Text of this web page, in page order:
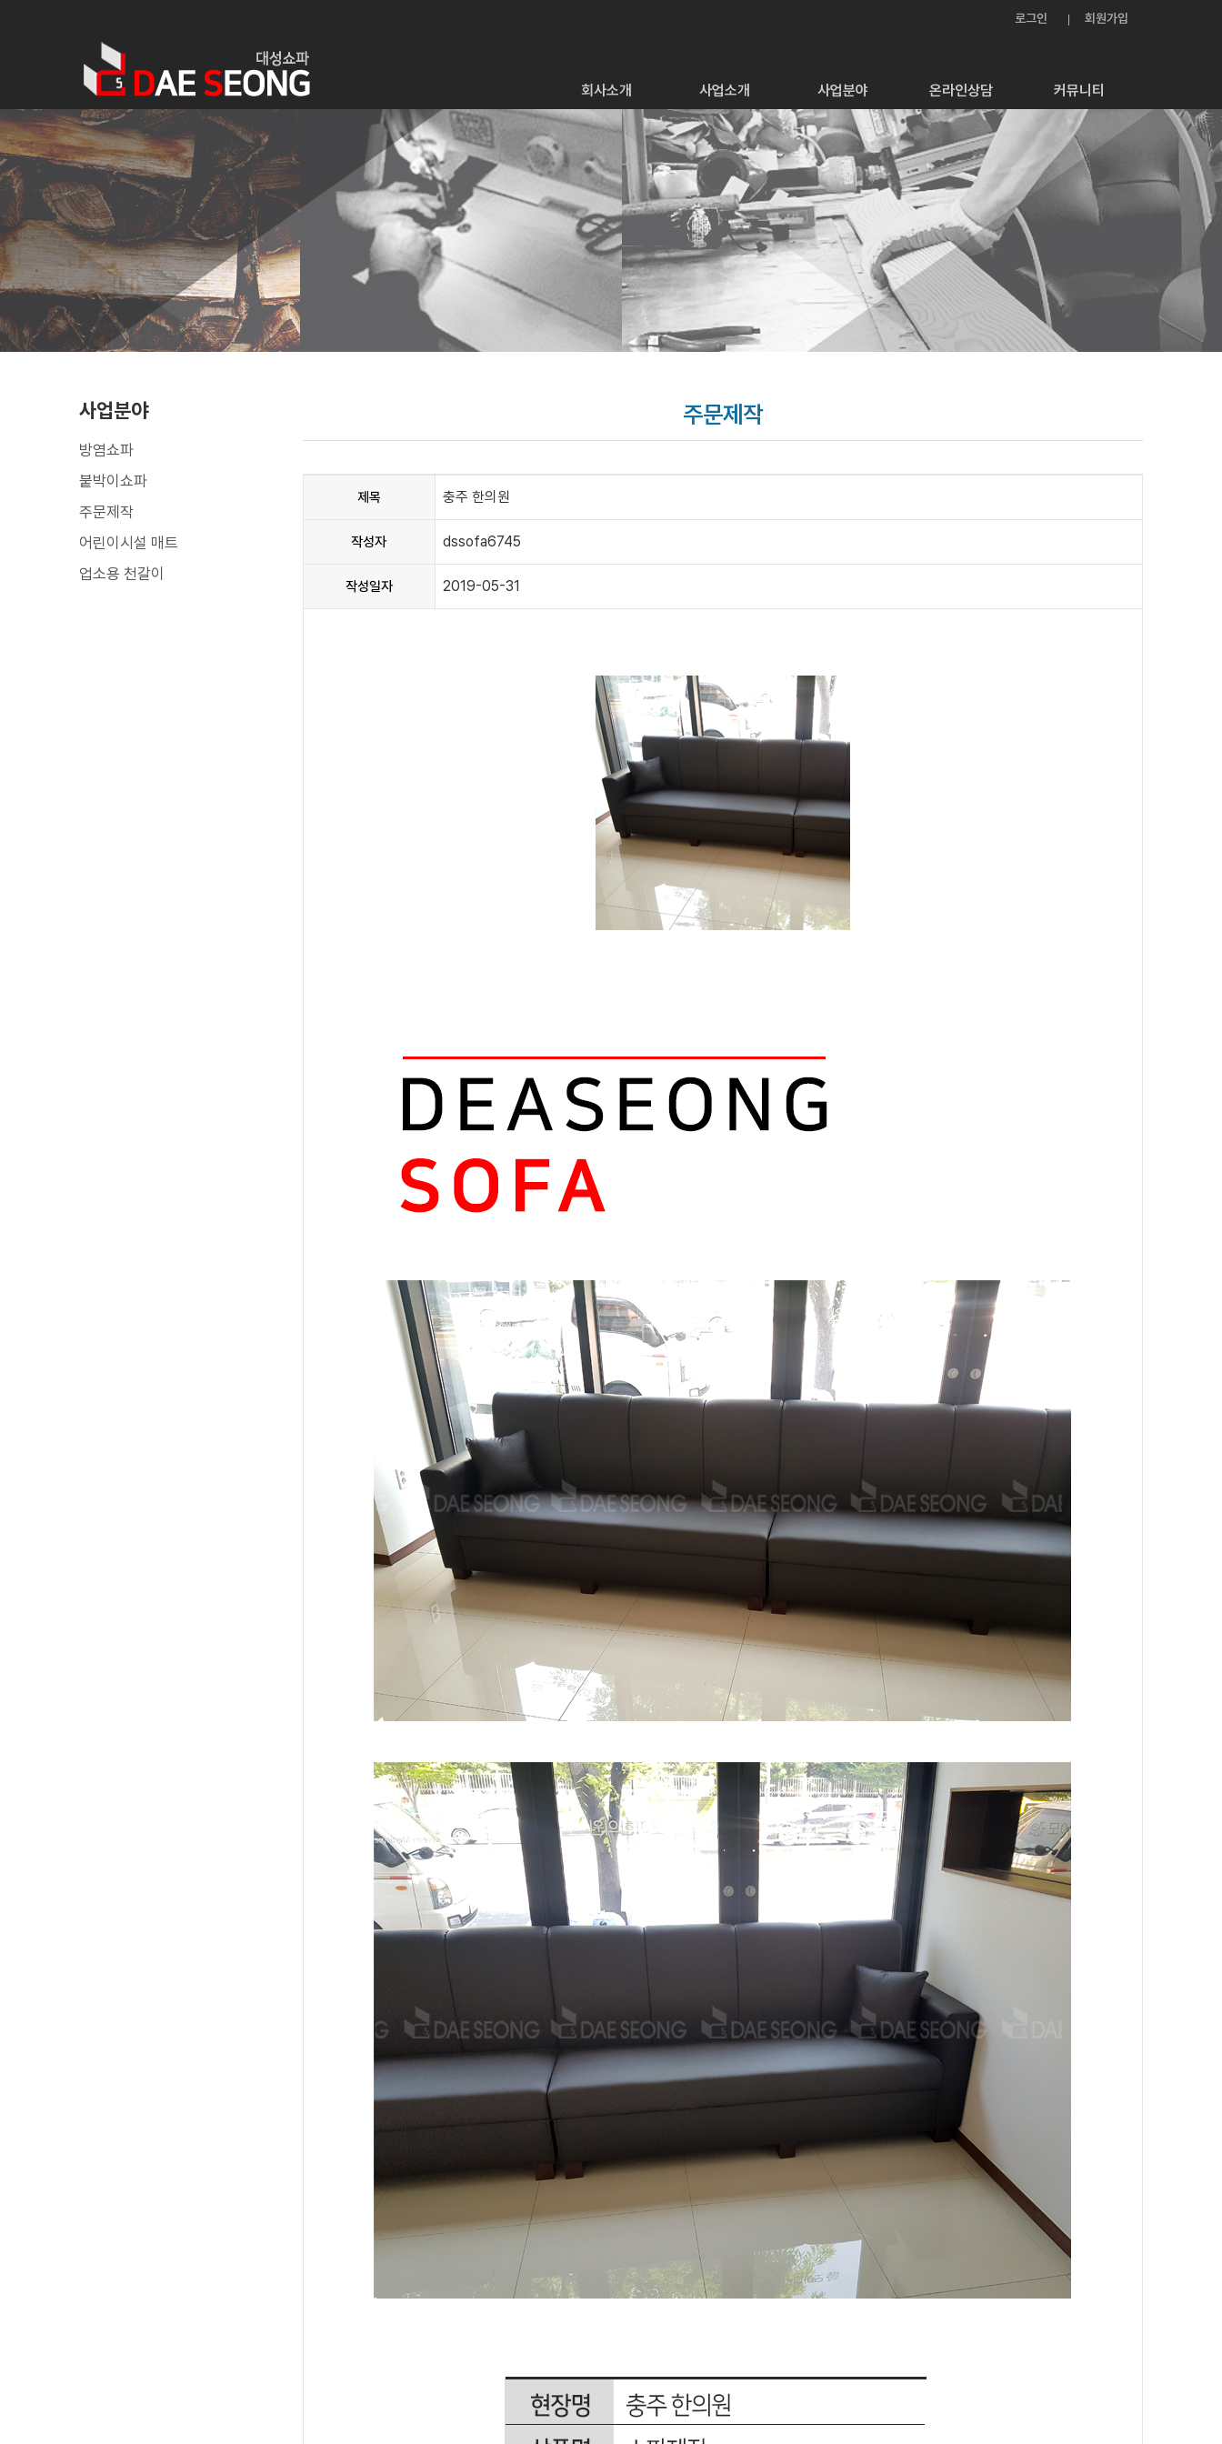
로그인 회원가입
회사소개 사업소개 사업분야 온라인상담 커뮤니티
사업분야
방염쇼파
붙박이쇼파
주문제작
어린이시설 매트
업소용 천갈이
주문제작
제목 충주 한의원
작성자 dssofa6745
작성일자 2019-05-31